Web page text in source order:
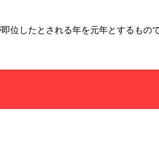
位したとされる年を元年とするもの